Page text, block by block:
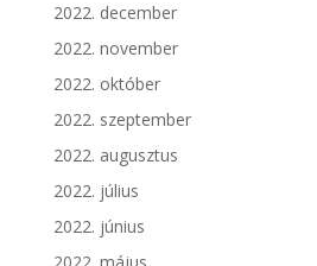
2022. december
2022. november
2022. október
2022. szeptember
2022. augusztus
2022. július
2022. június